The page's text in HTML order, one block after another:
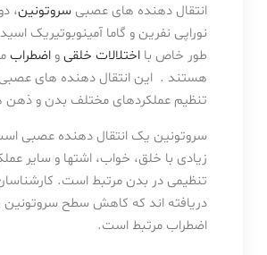
انتقال دهنده های عصبی سروتونین،
طور خاص با اختلالات خلقیو اضطراب
هستند . این انتقال دهنده های
تنظیم عملکردهای مختلف بدن و
سروتونین یک انتقال دهنده عصبی
زیادی با خلق، خواب، اشتها و سایر
تنظیمی در بدن مرتبط است.
دریافته اند که کاهش سطح سروتونین
اضطراب مرتبط است.